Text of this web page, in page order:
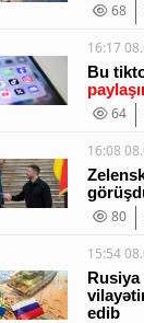
В ОАЭ
68
16:17
Bu
64
16:08
80
15:54
edib